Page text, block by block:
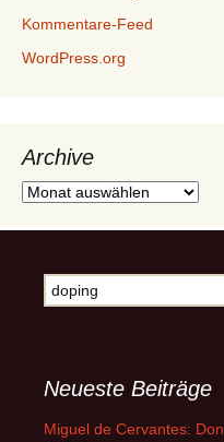
Kommentare-Feed
WordPress.org
Archive
Archive
Suche
nach:
Neueste Beiträge
Miguel de Cervantes: Don